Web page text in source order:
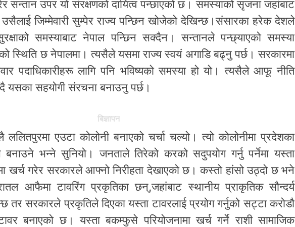
सन्तान उपर यो संरक्षणको दायित्व पन्छाएको छ। समस्याको सृजना जहांबाट
जिम्मेवारी सुम्पेर राज्य पन्छिन खोजेको देखिन्छ।संसारका हरेक देशले
समस्याबाट नेपाल पन्छिन सक्दैन। सन्तानले पन्छ्याएको समस्या
स्थिति छ नेपालमा। त्यसैले यसमा राज्य स्वयं अगाडि बढ्नु पर्छ। सरकारमा
पदाधिकारीहरू लागि पनि भविष्यको समस्या हो यो। त्यसैले आफू नीति
यसका सहयोगी संरचना बनाउनु पर्छ।
बिज्ञापन
एउटा कोलोनी बनाएको चर्चा चल्यो। त्यो कोलोनीमा प्रदेशका
भन्ने सुनियो। जनताले तिरेको करको सदुपयोग गर्नु पर्नेमा यस्ता
खर्च गरेर सरकारले आफ्नो निरीहता देखाएको छ। कस्तो हांसो उठ्दो छ भने
आफैमा टावरिंग प्रकृतिका छन्,जहांबाट स्थानीय प्राकृतिक सौन्दर्य
तर सरकारले प्रकृतिले दिएका यस्ता टावरलाई प्रयोग गर्नुको सट्टा करोडौ
बनाएको छ। यस्ता बकम्फुसे परियोजनामा खर्च गर्ने राशी सामाजिक